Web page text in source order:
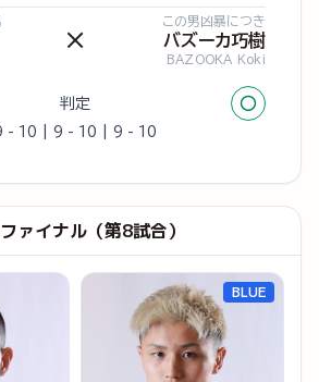
×
この男凶暴につき
バズーカ巧樹
BAZOOKA Koki
判定 ○
- 10 | 9 - 10 | 9 - 10
ァイナル（第8試合）
BLUE